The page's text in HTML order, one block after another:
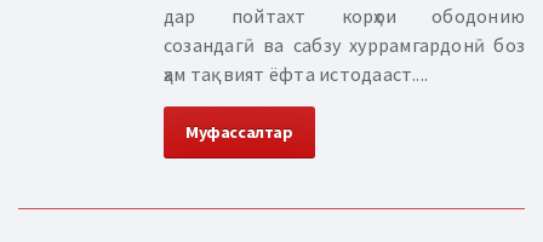
дар пойтахт корҳои ободонию
созандагӣ ва сабзу хуррамгардонӣ боз
ҳам тақвият ёфта истодааст....
Муфассалтар